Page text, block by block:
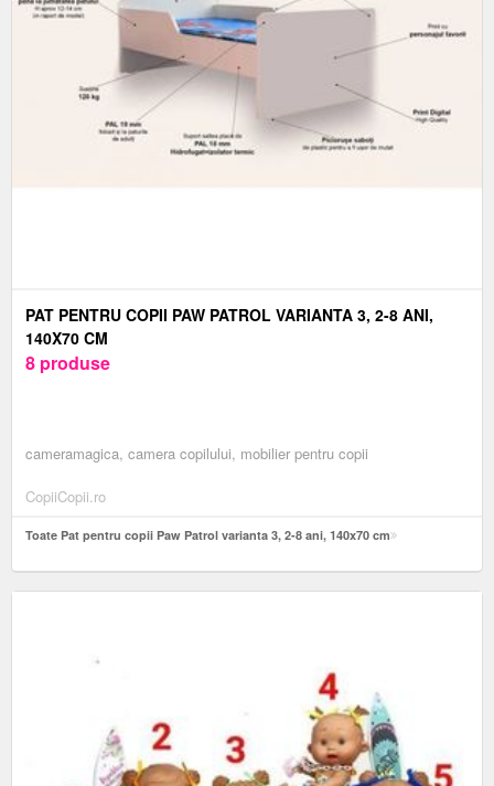
PAT PENTRU COPII PAW PATROL VARIANTA 3, 2-8 ANI,
140X70 CM
8 produse
cameramagica, camera copilului, mobilier pentru copii
CopiiCopii.ro
Toate Pat pentru copii Paw Patrol varianta 3, 2-8 ani, 140x70 cm